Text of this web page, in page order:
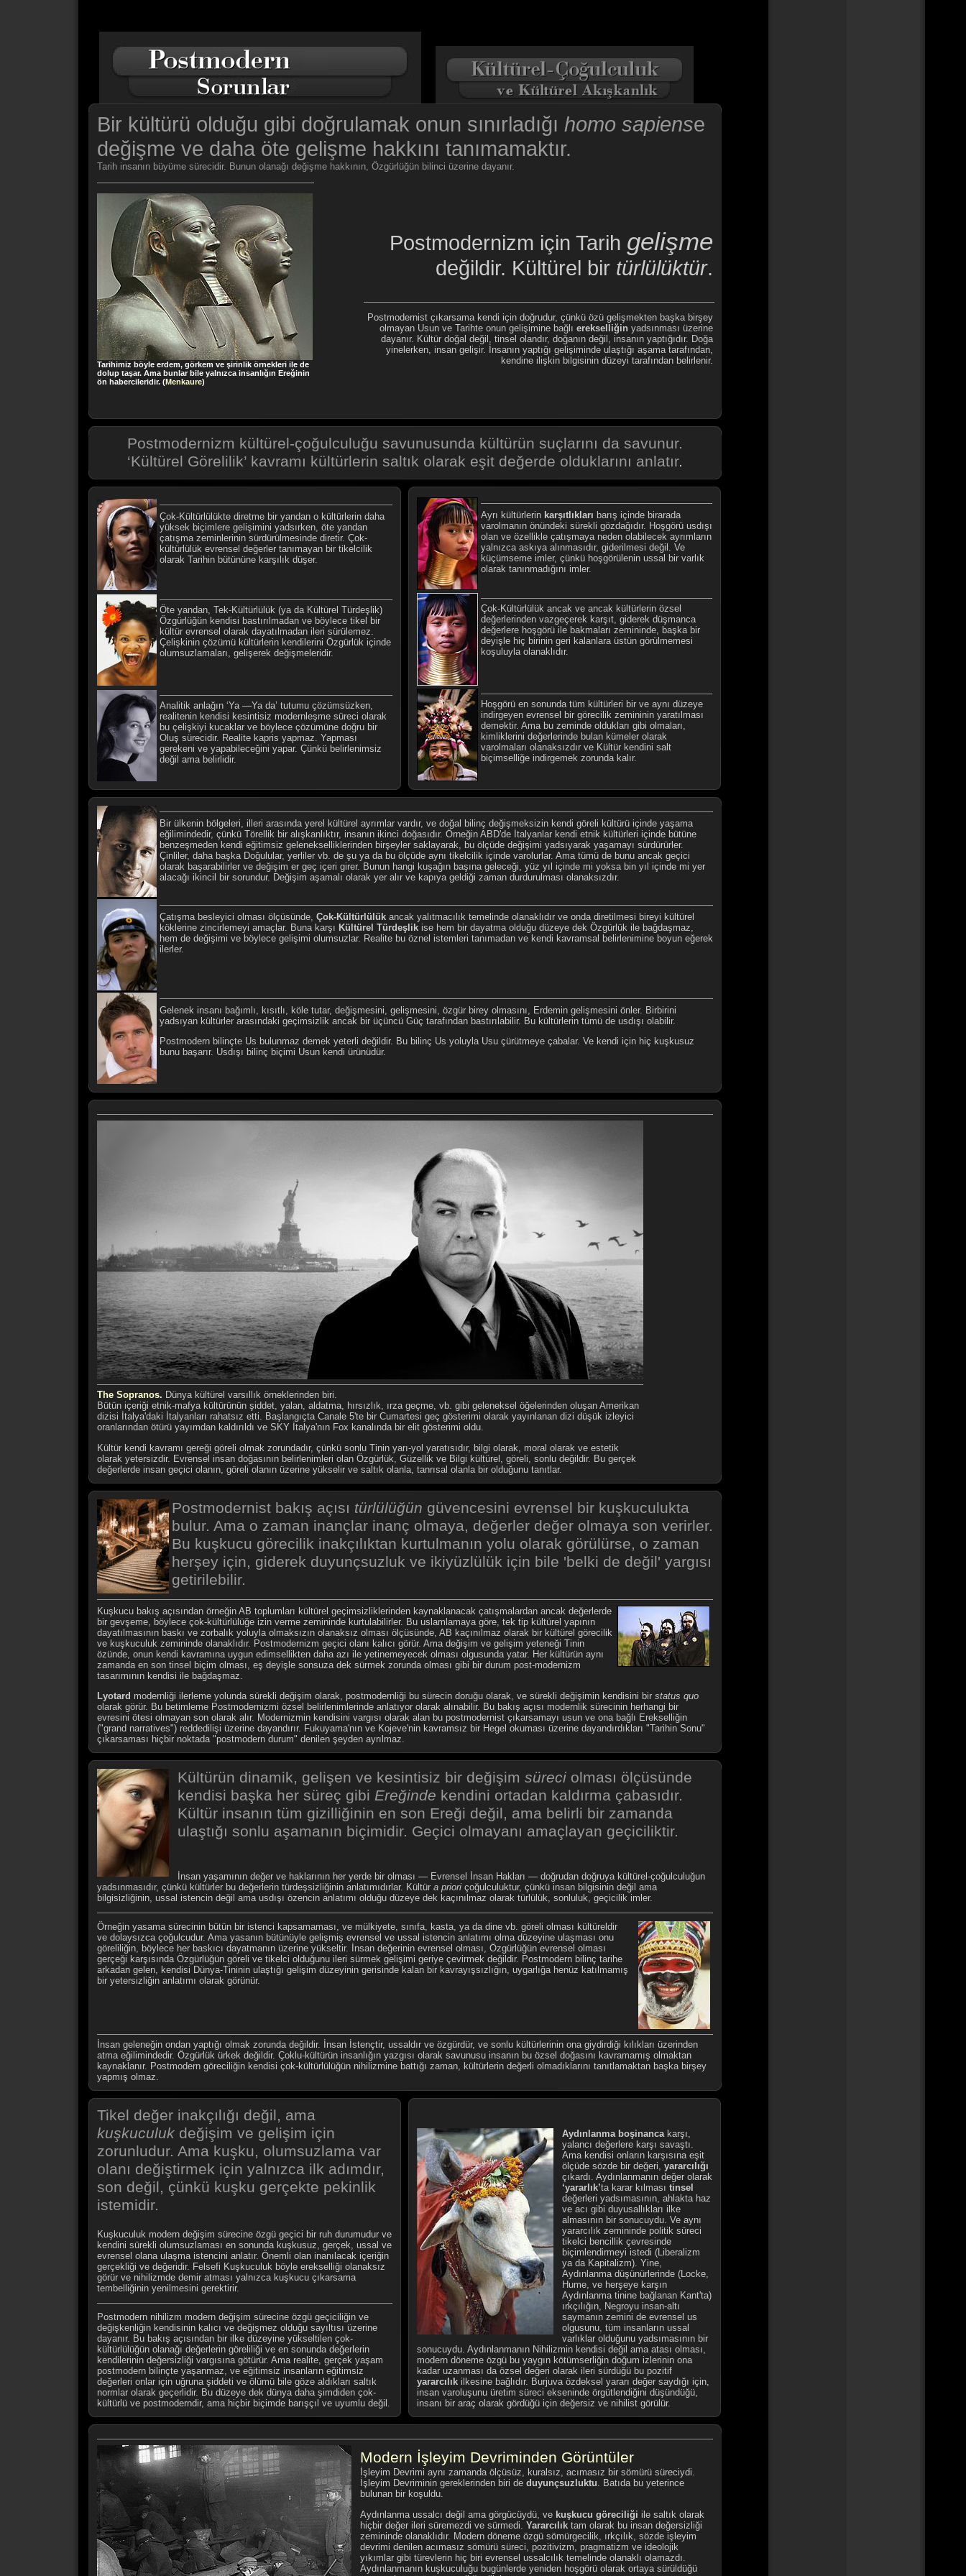
Bir kültürü olduğu gibi doğrulamak onun sınırladığı homo sapiense
değişme ve daha öte gelişme hakkını tanımamaktır.
Tarih insanın büyüme sürecidir. Bunun olanağı değişme hakkının, Özgürlüğün bilinci üzerine dayanır.
Tarihimiz böyle erdem, görkem ve şirinlik örnekleri ile de
dolup taşar. Ama bunlar bile yalnızca insanlığın Ereğinin
ön habercileridir. (Menkaure)
Postmodernizm için Tarih gelişme
değildir. Kültürel bir türlülüktür.
Postmodernist çıkarsama kendi için doğrudur, çünkü özü gelişmekten başka birşey
olmayan Usun ve Tarihte onun gelişimine bağlı erekselliğinyadsınması üzerine
dayanır. Kültür doğal değil, tinsel olandır, doğanın değil, insanın yaptığıdır. Doğa
yinelerken, insan gelişir. İnsanın yaptığı gelişiminde ulaştığı aşama tarafından,
kendine ilişkin bilgisinin düzeyi tarafından belirlenir.
Postmodernizm kültürel-çoğulculuğu savunusunda kültürün suçlarını da savunur.
‘Kültürel Görelilik’ kavramı kültürlerin saltık olarak eşit değerde olduklarını anlatır.
Çok-Kültürlülükte diretme bir yandan o kültürlerin daha
yüksek biçimlere gelişimini yadsırken, öte yandan
çatışma zeminlerinin sürdürülmesinde diretir. Çok-
kültürlülük evrensel değerler tanımayan bir tikelcilik
olarak Tarihin bütününe karşılık düşer.
Öte yandan, Tek-Kültürlülük (ya da Kültürel Türdeşlik)
Özgürlüğün kendisi bastırılmadan ve böylece tikel bir
kültür evrensel olarak dayatılmadan ileri sürülemez.
Çelişkinin çözümü kültürlerin kendilerini Özgürlük içinde
olumsuzlamaları, gelişerek değişmeleridir.
Analitik anlağın ‘Ya —Ya da’ tutumu çözümsüzken,
realitenin kendisi kesintisiz modernleşme süreci olarak
bu çelişkiyi kucaklar ve böylece çözümüne doğru bir
Oluş sürecidir. Realite kapris yapmaz. Yapması
gerekeni ve yapabileceğini yapar. Çünkü belirlenimsiz
değil ama belirlidir.
Ayrı kültürlerin karşıtlıkları barış içinde birarada
varolmanın önündeki sürekli gözdağıdır. Hoşgörü usdışı
olan ve özellikle çatışmaya neden olabilecek ayrımların
yalnızca askıya alınmasıdır, giderilmesi değil. Ve
küçümseme imler, çünkü hoşgörülenin ussal bir varlık
olarak tanınmadığını imler.
Çok-Kültürlülük ancak ve ancak kültürlerin özsel
değerlerinden vazgeçerek karşıt, giderek düşmanca
değerlere hoşgörü ile bakmaları zemininde, başka bir
deyişle hiç birinin geri kalanlara üstün görülmemesi
koşuluyla olanaklıdır.
Hoşgörü en sonunda tüm kültürleri bir ve aynı düzeye
indirgeyen evrensel bir görecilik zemininin yaratılması
demektir. Ama bu zeminde oldukları gibi olmaları,
kimliklerini değerlerinde bulan kümeler olarak
varolmaları olanaksızdır ve Kültür kendini salt
biçimselliğe indirgemek zorunda kalır.
Bir ülkenin bölgeleri, illeri arasında yerel kültürel ayrımlar vardır, ve doğal bilinç değişmeksizin kendi göreli kültürü içinde yaşama
eğilimindedir, çünkü Törellik bir alışkanlıktır, insanın ikinci doğasıdır. Örneğin ABD'de İtalyanlar kendi etnik kültürleri içinde bütüne
benzeşmeden kendi eğitimsiz gelenekselliklerinden birşeyler saklayarak, bu ölçüde değişimi yadsıyarak yaşamayı sürdürürler.
Çinliler, daha başka Doğulular, yerliler vb. de şu ya da bu ölçüde aynı tikelcilik içinde varolurlar. Ama tümü de bunu ancak geçici
olarak başarabilirler ve değişim er geç içeri girer. Bunun hangi kuşağın başına geleceği, yüz yıl içinde mi yoksa bin yıl içinde mi yer
alacağı ikincil bir sorundur. Değişim aşamalı olarak yer alır ve kapıya geldiği zaman durdurulması olanaksızdır.
Çatışma besleyici olması ölçüsünde, Çok-Kültürlülükancak yalıtmacılık temelinde olanaklıdır ve onda diretilmesi bireyi kültürel
köklerine zincirlemeyi amaçlar. Buna karşı Kültürel Türdeşlikise hem bir dayatma olduğu düzeye dek Özgürlük ile bağdaşmaz,
hem de değişimi ve böylece gelişimi olumsuzlar. Realite bu öznel istemleri tanımadan ve kendi kavramsal belirlenimine boyun eğerek
ilerler.
Gelenek insanı bağımlı, kısıtlı, köle tutar, değişmesini, gelişmesini, özgür birey olmasını, Erdemin gelişmesini önler. Birbirini
yadsıyan kültürler arasındaki geçimsizlik ancak bir üçüncü Güç tarafından bastırılabilir. Bu kültürlerin tümü de usdışı olabilir.
Postmodern bilinçte Us bulunmaz demek yeterli değildir. Bu bilinç Us yoluyla Usu çürütmeye çabalar. Ve kendi için hiç kuşkusuz
bunu başarır. Usdışı bilinç biçimi Usun kendi ürünüdür.
The Sopranos. Dünya kültürel varsıllık örneklerinden biri.
Bütün içeriği etnik-mafya kültürünün şiddet, yalan, aldatma, hırsızlık, ırza geçme, vb. gibi geleneksel öğelerinden oluşan Amerikan
dizisi İtalya'daki İtalyanları rahatsız etti. Başlangıçta Canale 5'te bir Cumartesi geç gösterimi olarak yayınlanan dizi düşük izleyici
oranlarından ötürü yayımdan kaldırıldı ve SKY İtalya'nın Fox kanalında bir elit gösterimi oldu.
Kültür kendi kavramı gereği göreli olmak zorundadır, çünkü sonlu Tinin yarı-yol yaratısıdır, bilgi olarak, moral olarak ve estetik
olarak yetersizdir. Evrensel insan doğasının belirlenimleri olan Özgürlük, Güzellik ve Bilgi kültürel, göreli, sonlu değildir. Bu gerçek
değerlerde insan geçici olanın, göreli olanın üzerine yükselir ve saltık olanla, tanrısal olanla bir olduğunu tanıtlar.
Postmodernist bakış açısı türlülüğün güvencesini evrensel bir kuşkuculukta
bulur. Ama o zaman inançlar inanç olmaya, değerler değer olmaya son verirler.
Bu kuşkucu görecilik inakçılıktan kurtulmanın yolu olarak görülürse, o zaman
herşey için, giderek duyunçsuzluk ve ikiyüzlülük için bile 'belki de değil' yargısı
getirilebilir.
Kuşkucu bakış açısından örneğin AB toplumları kültürel geçimsizliklerinden kaynaklanacak çatışmalardan ancak değerlerde
bir gevşeme, böylece çok-kültürlülüğe izin verme zemininde kurtulabilirler. Bu uslamlamaya göre, tek tip kültürel yapının
dayatılmasının baskı ve zorbalık yoluyla olmaksızın olanaksız olması ölçüsünde, AB kaçınılmaz olarak bir kültürel görecilik
ve kuşkuculuk zemininde olanaklıdır. Postmodernizm geçici olanı kalıcı görür. Ama değişim ve gelişim yeteneği Tinin
özünde, onun kendi kavramına uygun edimsellikten daha azı ile yetinemeyecek olması olgusunda yatar. Her kültürün aynı
zamanda en son tinsel biçim olması, eş deyişle sonsuza dek sürmek zorunda olması gibi bir durum post-modernizm
tasarımının kendisi ile bağdaşmaz.
Lyotard modernliği ilerleme yolunda sürekli değişim olarak, postmodernliği bu sürecin doruğu olarak, ve sürekli değişimin kendisini bir status quo
olarak görür. Bu betimleme Postmodernizmi özsel belirlenimlerinde anlatıyor olarak alınabilir. Bu bakış açısı modernlik sürecinin herhangi bir
evresini ötesi olmayan son olarak alır. Modernizmin kendisini vargısı olarak alan bu postmodernist çıkarsamayı usun ve ona bağlı Erekselliğin
("grand narratives") reddedilişi üzerine dayandırır. Fukuyama'nın ve Kojeve'nin kavramsız bir Hegel okuması üzerine dayandırdıkları "Tarihin Sonu"
çıkarsaması hiçbir noktada "postmodern durum" denilen şeyden ayrılmaz.
...
Kültürün dinamik, gelişen ve kesintisiz bir değişim süreciolması ölçüsünde
kendisi başka her süreç gibi Ereğinde kendini ortadan kaldırma çabasıdır.
Kültür insanın tüm gizilliğinin en son Ereği değil, ama belirli bir zamanda
ulaştığı sonlu aşamanın biçimidir. Geçici olmayanı amaçlayan geçiciliktir.
İnsan yaşamının değer ve haklarının her yerde bir olması — Evrensel İnsan Hakları — doğrudan doğruya kültürel-çoğulculuğun
yadsınmasıdır, çünkü kültürler bu değerlerin türdeşsizliğinin anlatımıdırlar. Kültür a priori çoğulculuktur, çünkü insan bilgisinin değil ama
bilgisizliğinin, ussal istencin değil ama usdışı özencin anlatımı olduğu düzeye dek kaçınılmaz olarak türlülük, sonluluk, geçicilik imler.
Örneğin yasama sürecinin bütün bir istenci kapsamaması, ve mülkiyete, sınıfa, kasta, ya da dine vb. göreli olması kültüreldir
ve dolaysızca çoğulcudur. Ama yasanın bütünüyle gelişmiş evrensel ve ussal istencin anlatımı olma düzeyine ulaşması onu
göreliliğin, böylece her baskıcı dayatmanın üzerine yükseltir. İnsan değerinin evrensel olması, Özgürlüğün evrensel olması
gerçeği karşısında Özgürlüğün göreli ve tikelci olduğunu ileri sürmek gelişimi geriye çevirmek değildir. Postmodern bilinç tarihe
arkadan gelen, kendisi Dünya-Tininin ulaştığı gelişim düzeyinin gerisinde kalan bir kavrayışsızlığın, uygarlığa henüz katılmamış
bir yetersizliğin anlatımı olarak görünür.
İnsan geleneğin ondan yaptığı olmak zorunda değildir. İnsan İstençtir, ussaldır ve özgürdür, ve sonlu kültürlerinin ona giydirdiği kılıkları üzerinden
atma eğilimindedir. Özgürlük ürkek değildir. Çoklu-kültürün insanlığın yazgısı olarak savunusu insanın bu özsel doğasını kavramamış olmaktan
kaynaklanır. Postmodern göreciliğin kendisi çok-kültürlülüğün nihilizmine battığı zaman, kültürlerin değerli olmadıklarını tanıtlamaktan başka birşey
yapmış olmaz.
Tikel değer inakçılığı değil, ama
kuşkuculuk değişim ve gelişim için
zorunludur. Ama kuşku, olumsuzlama var
olanı değiştirmek için yalnızca ilk adımdır,
son değil, çünkü kuşku gerçekte pekinlik
istemidir.
Kuşkuculuk modern değişim sürecine özgü geçici bir ruh durumudur ve
kendini sürekli olumsuzlaması en sonunda kuşkusuz, gerçek, ussal ve
evrensel olana ulaşma istencini anlatır. Önemli olan inanılacak içeriğin
gerçekliği ve değeridir. Felsefi Kuşkuculuk böyle erekselliği olanaksız
görür ve nihilizmde demir atması yalnızca kuşkucu çıkarsama
tembelliğinin yenilmesini gerektirir.
Postmodern nihilizm modern değişim sürecine özgü geçiciliğin ve
değişkenliğin kendisinin kalıcı ve değişmez olduğu sayıltısı üzerine
dayanır. Bu bakış açısından bir ilke düzeyine yükseltilen çok-
kültürlülüğün olanağı değerlerin göreliliği ve en sonunda değerlerin
kendilerinin değersizliği vargısına götürür. Ama realite, gerçek yaşam
postmodern bilinçte yaşanmaz, ve eğitimsiz insanların eğitimsiz
değerleri onlar için uğruna şiddeti ve ölümü bile göze aldıkları saltık
normlar olarak geçerlidir. Bu düzeye dek dünya daha şimdiden çok-
kültürlü ve postmoderndir, ama hiçbir biçimde barışçıl ve uyumlu değil.
Aydınlanma boşinancakarşı,
yalancı değerlere karşı savaştı.
Ama kendisi onların karşısına eşit
ölçüde sözde bir değeri, yararcılığı
çıkardı. Aydınlanmanın değer olarak
‘yararlık’ta karar kılması tinsel
değerleri yadsımasının, ahlakta haz
ve acı gibi duyusallıkları ilke
almasının bir sonucuydu. Ve aynı
yararcılık zemininde politik süreci
tikelci bencillik çevresinde
biçimlendirmeyi istedi (Liberalizm
ya da Kapitalizm). Yine,
Aydınlanma düşünürlerinde (Locke,
Hume, ve herşeye karşın
Aydınlanma tinine bağlanan Kant'ta)
ırkçılığın, Negroyu insan-altı
saymanın zemini de evrensel us
olgusunu, tüm insanların ussal
varlıklar olduğunu yadsımasının bir
sonucuydu. Aydınlanmanın Nihilizmin kendisi değil ama atası olması,
modern döneme özgü bu yaygın kötümserliğin doğum izlerinin ona
kadar uzanması da özsel değeri olarak ileri sürdüğü bu pozitif
yararcılık ilkesine bağlıdır. Burjuva özdeksel yararı değer saydığı için,
insan varoluşunu üretim süreci ekseninde örgütlendiğini düşündüğü,
insanı bir araç olarak gördüğü için değersiz ve nihilist görülür.
Modern İşleyim Devriminden Görüntüler
İşleyim Devrimi aynı zamanda ölçüsüz, kuralsız, acımasız bir sömürü süreciydi.
İşleyim Devriminin gereklerinden biri de duyunçsuzluktu. Batıda bu yeterince
bulunan bir koşuldu.
Aydınlanma ussalcı değil ama görgücüydü, ve kuşkucu göreciliği ile saltık olarak
hiçbir değer ileri süremezdi ve sürmedi. Yararcılıktam olarak bu insan değersizliği
zemininde olanaklıdır. Modern döneme özgü sömürgecilik, ırkçılık, sözde işleyim
devrimi denilen acımasız sömürü süreci, pozitivizm, pragmatizm ve ideolojik
yıkımlar gibi türevlerin hiç biri evrensel ussalcılık temelinde olanaklı olamazdı.
Aydınlanmanın kuşkuculuğu bugünlerde yeniden hoşgörü olarak ortaya sürüldüğü